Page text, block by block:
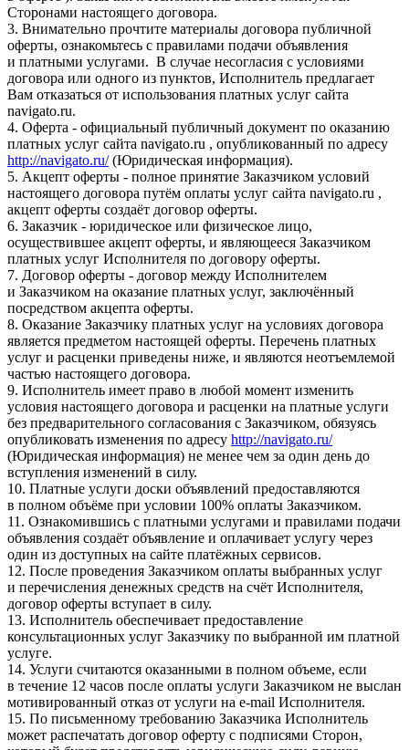
Сторонами настоящего договора.
3. Внимательно прочтите материалы договора публичной
оферты, ознакомьтесь с правилами подачи объявления
и платными услугами. В случае несогласия с условиями
договора или одного из пунктов, Исполнитель предлагает
Вам отказаться от использования платных услуг сайта
navigato.ru.
4. Оферта - официальный публичный документ по оказанию
платных услуг сайта navigato.ru , опубликованный по адресу
http://navigato.ru/(Юридическая информация).
5. Акцепт оферты - полное принятие Заказчиком условий
настоящего договора путём оплаты услуг сайта navigato.ru ,
акцепт оферты создаёт договор оферты.
6. Заказчик - юридическое или физическое лицо,
осуществившее акцепт оферты, и являющееся Заказчиком
платных услуг Исполнителя по договору оферты.
7. Договор оферты - договор между Исполнителем
и Заказчиком на оказание платных услуг, заключённый
посредством акцепта оферты.
8. Оказание Заказчику платных услуг на условиях договора
является предметом настоящей оферты. Перечень платных
услуг и расценки приведены ниже, и являются неотъемлемой
частью настоящего договора.
9. Исполнитель имеет право в любой момент изменить
условия настоящего договора и расценки на платные услуги
без предварительного согласования с Заказчиком, обязуясь
опубликовать изменения по адресу http://navigato.ru/
(Юридическая информация) не менее чем за один день до
вступления изменений в силу.
10. Платные услуги доски объявлений предоставляются
в полном объёме при условии 100% оплаты Заказчиком.
11. Ознакомившись с платными услугами и правилами подачи
объявления создаёт объявление и оплачивает услугу через
один из доступных на сайте платёжных сервисов.
12. После проведения Заказчиком оплаты выбранных услуг
и перечисления денежных средств на счёт Исполнителя,
договор оферты вступает в силу.
13. Исполнитель обеспечивает предоставление
консультационных услуг Заказчику по выбранной им платной
услуге.
14. Услуги считаются оказанными в полном объеме, если
в течение 12 часов после оплаты услуги Заказчиком не выслан
мотивированный отказ от услуги на e-mail Исполнителя.
15. По письменному требованию Заказчика Исполнитель
может распечатать договор оферту с подписями Сторон,